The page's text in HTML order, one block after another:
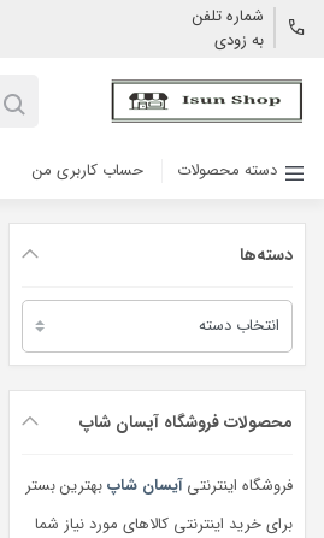
شماره تلفن
به زودی
دسته محصولات حساب کاربری من
دسته‌ها
دسته‌ها
محصولات فروشگاه آیسان شاپ
فروشگاه اینترنتیآیسان شاپبهترین بستر
برای خرید اینترنتی کالاهای مورد نیاز شما